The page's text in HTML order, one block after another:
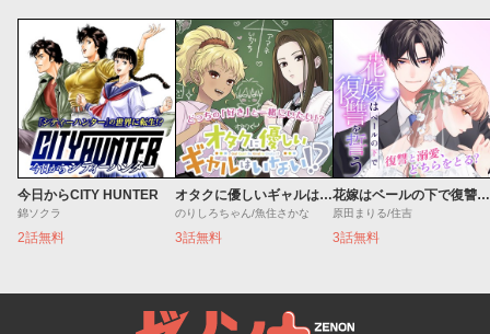
今日からCITY HUNTER
錦ソクラ
2話無料
オタクに優しいギャルはいない!?
のりしろちゃん/魚住さかな
3話無料
花嫁はベールの下で復讐を誓う
原田まりる/住吉
3話無料